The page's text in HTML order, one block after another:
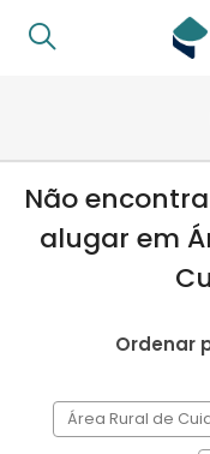
Não
alugar em
Ordenar
Área Rural de